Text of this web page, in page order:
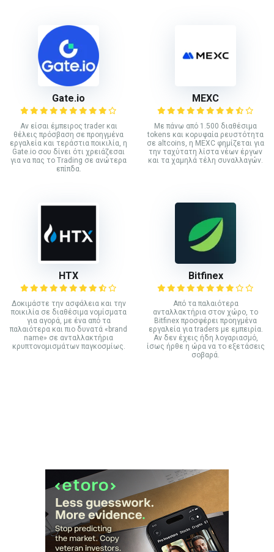
Gate.io
Αν είσαι έμπειρος trader και
θέλεις πρόσβαση σε προηγμένα
εργαλεία και τεράστια ποικιλία, η
Gate.io σου δίνει ότι χρειάζεσαι
για να πας το Trading σε ανώτερα
επίπδα.
MEXC
Με πάνω από 1.500 διαθέσιμα
tokens και κορυφαία ρευστότητα
σε altcoins, η MEXC φημίζεται για
την ταχύτατη λίστα νέων έργων
και τα χαμηλά τέλη συναλλαγών.
HTX
Δοκιμάστε την ασφάλεια και την
ποικιλία σε διαθέσιμα νομίσματα
για αγορά, με ένα από τα
παλαιότερα και πιο δυνατά «brand
name» σε ανταλλακτήρια
κρυπτονομισμάτων παγκοσμίως.
Bitfinex
Από τα παλαιότερα
ανταλλακτήρια στον χώρο, το
Bitfinex προσφέρει προηγμένα
εργαλεία για traders με εμπειρία.
Αν δεν έχεις ήδη λογαριασμό,
ίσως ήρθε η ώρα να το εξετάσεις
σοβαρά.